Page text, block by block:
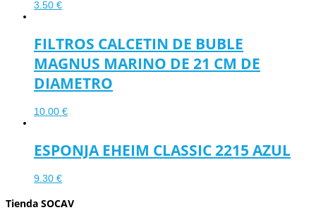
3.50 €
FILTROS CALCETIN DE BUBLE
MAGNUS MARINO DE 21 CM DE
DIAMETRO
10.00 €
ESPONJA EHEIM CLASSIC 2215 AZUL
9.30 €
Tienda SOCAV